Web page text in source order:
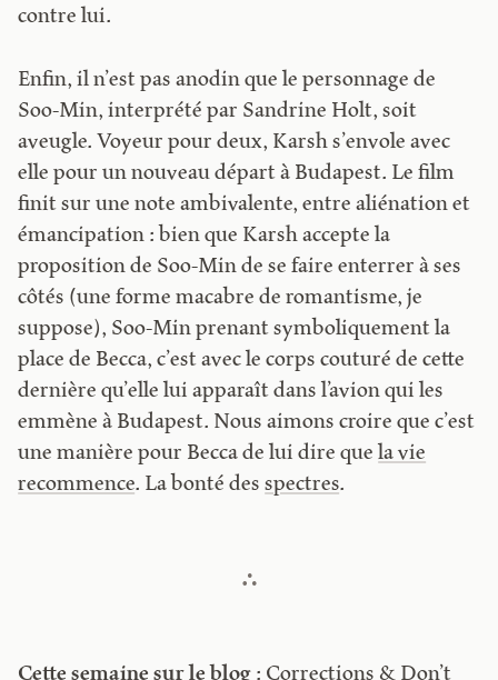
contre lui.
Enfin, il n’est pas anodin que le personnage de
Soo-Min, interprété par Sandrine Holt, soit
aveugle. Voyeur pour deux, Karsh s’envole avec
elle pour un nouveau départ à Budapest. Le film
finit sur une note ambivalente, entre aliénation et
émancipation : bien que Karsh accepte la
proposition de Soo-Min de se faire enterrer à ses
côtés (une forme macabre de romantisme, je
suppose), Soo-Min prenant symboliquement la
place de Becca, c’est avec le corps couturé de cette
dernière qu’elle lui apparaît dans l’avion qui les
emmène à Budapest. Nous aimons croire que c’est
une manière pour Becca de lui dire quela vie
recommence. La bonté desspectres.
Cette semaine sur le blog : Corrections & Don’t